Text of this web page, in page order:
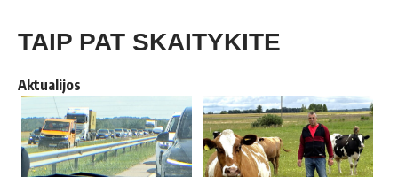
TAIP PAT SKAITYKITE
Aktualijos